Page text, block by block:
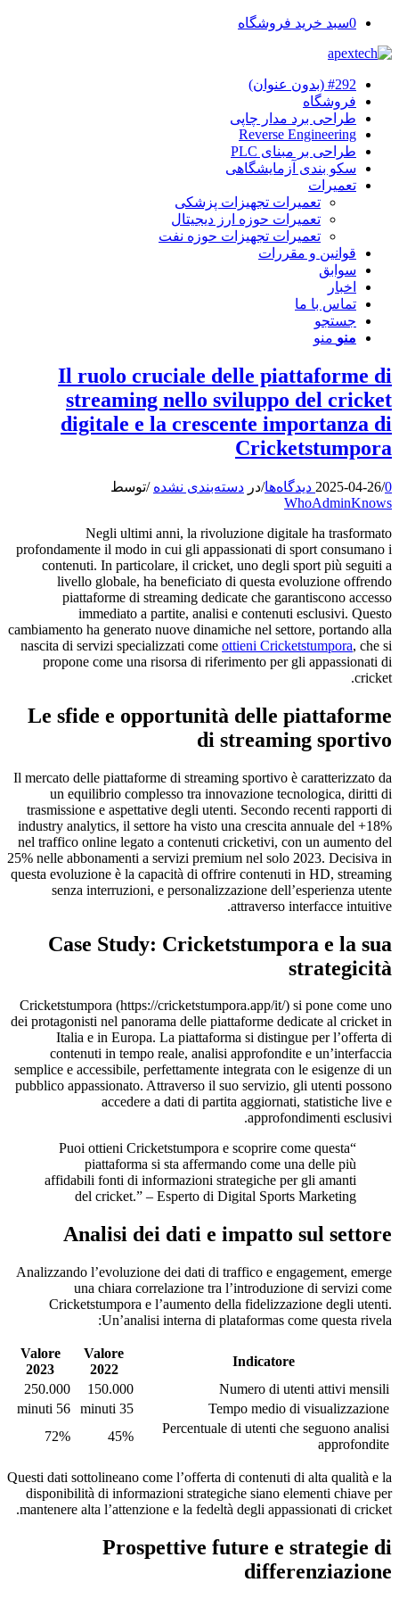
0سبد خرید فروشگاه
#292 (بدون عنوان)
فروشگاه
طراحی برد مدار چاپی
Reverse Engineering
طراحی بر مبنای PLC
سکو بندی آزمایشگاهی
تعمیرات
تعمیرات تجهیزات پزشکی
تعمیرات حوزه ارز دیجیتال
تعمیرات تجهیزات حوزه نفت
قوانین و مقررات
سوابق
اخبار
تماس با ما
جستجو
منو منو
Il ruolo cruciale delle piattaforme di
streaming nello sviluppo del cricket
digitale e la crescente importanza di
Cricketstumpora
2025-04-26/0 دیدگاه‌ها /در دسته‌بندی نشده /توسط
WhoAdminKnows
Negli ultimi anni, la rivoluzione digitale ha trasformato
profondamente il modo in cui gli appassionati di sport consumano i
contenuti. In particolare, il cricket, uno degli sport più seguiti a
livello globale, ha beneficiato di questa evoluzione offrendo
piattaforme di streaming dedicate che garantiscono accesso
immediato a partite, analisi e contenuti esclusivi. Questo
cambiamento ha generato nuove dinamiche nel settore, portando alla
nascita di servizi specializzati come ottieni Cricketstumpora, che si
propone come una risorsa di riferimento per gli appassionati di
cricket.
Le sfide e opportunità delle piattaforme
di streaming sportivo
Il mercato delle piattaforme di streaming sportivo è caratterizzato da
un equilibrio complesso tra innovazione tecnologica, diritti di
trasmissione e aspettative degli utenti. Secondo recenti rapporti di
industry analytics, il settore ha visto una crescita annuale del +18%
nel traffico online legato a contenuti cricketivi, con un aumento del
25% nelle abbonamenti a servizi premium nel solo 2023. Decisiva in
questa evoluzione è la capacità di offrire contenuti in HD, streaming
senza interruzioni, e personalizzazione dell’esperienza utente
attraverso interfacce intuitive.
Case Study: Cricketstumpora e la sua
strategicità
Cricketstumpora (https://cricketstumpora.app/it/) si pone come uno
dei protagonisti nel panorama delle piattaforme dedicate al cricket in
Italia e in Europa. La piattaforma si distingue per l’offerta di
contenuti in tempo reale, analisi approfondite e un’interfaccia
semplice e accessibile, perfettamente integrata con le esigenze di un
pubblico appassionato. Attraverso il suo servizio, gli utenti possono
accedere a dati di partita aggiornati, statistiche live e
approfondimenti esclusivi.
“Puoi ottieni Cricketstumpora e scoprire come questa
piattaforma si sta affermando come una delle più
affidabili fonti di informazioni strategiche per gli amanti
del cricket.” – Esperto di Digital Sports Marketing
Analisi dei dati e impatto sul settore
Analizzando l’evoluzione dei dati di traffico e engagement, emerge
una chiara correlazione tra l’introduzione di servizi come
Cricketstumpora e l’aumento della fidelizzazione degli utenti.
Un’analisi interna di plataformas come questa rivela:
Indicatore
Valore
2022
Valore
2023
Numero di utenti attivi mensili
150.000
250.000
Tempo medio di visualizzazione
35 minuti
56 minuti
Percentuale di utenti che seguono analisi
approfondite
45%
72%
Questi dati sottolineano come l’offerta di contenuti di alta qualità e la
disponibilità di informazioni strategiche siano elementi chiave per
mantenere alta l’attenzione e la fedeltà degli appassionati di cricket.
Prospettive future e strategie di
differenziazione